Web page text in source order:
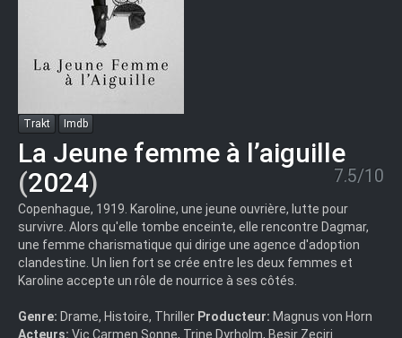
Trakt Imdb
La Jeune femme à l’aiguille
(2024) 7.5/10
Copenhague, 1919. Karoline, une jeune ouvrière, lutte pour
survivre. Alors qu'elle tombe enceinte, elle rencontre Dagmar,
une femme charismatique qui dirige une agence d'adoption
clandestine. Un lien fort se crée entre les deux femmes et
Karoline accepte un rôle de nourrice à ses côtés.
Genre: Drame, Histoire, Thriller Producteur: Magnus von Horn
Acteurs: Vic Carmen Sonne, Trine Dyrholm, Besir Zeciri